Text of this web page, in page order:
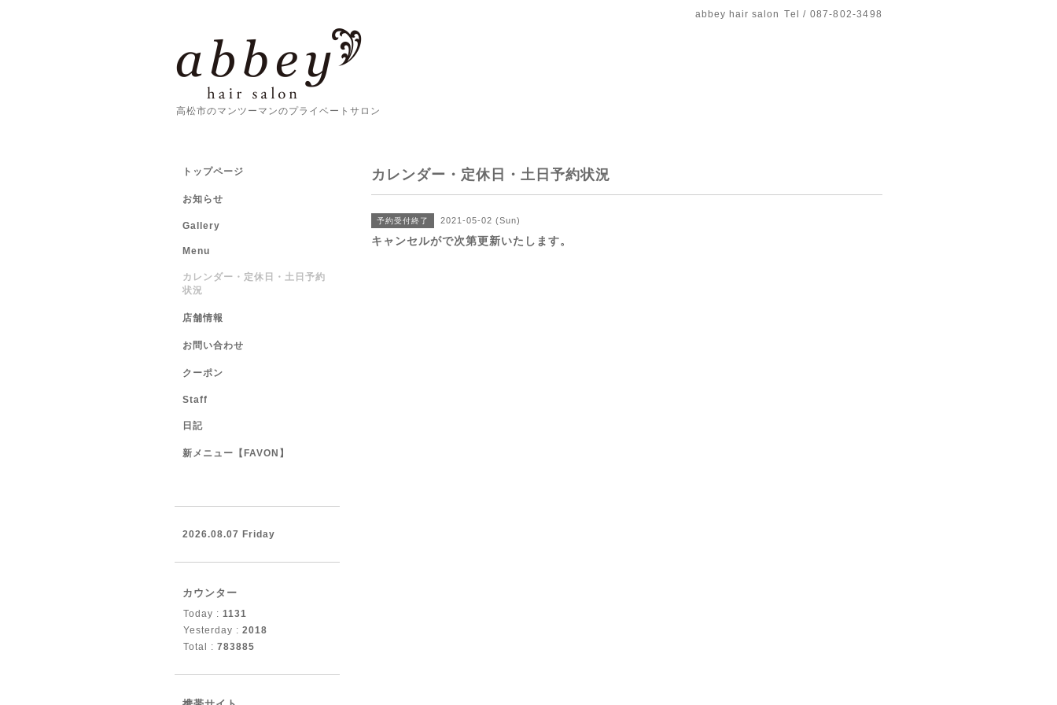
abbey hair salon Tel / 087-802-3498
高松市のマンツーマンのプライベートサロン
カレンダー・定休日・土日予約状況
予約受付終了 2021-05-02 (Sun)
キャンセルがで次第更新いたします。
トップページ
お知らせ
Gallery
Menu
カレンダー・定休日・土日予約
状況
店舗情報
お問い合わせ
クーポン
Staff
日記
新メニュー【FAVON】
2026.08.07 Friday
カウンター
Today : 1131
Yesterday : 2018
Total : 783885